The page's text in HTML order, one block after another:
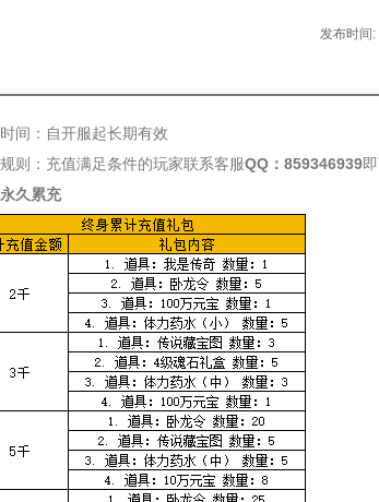
发布时间
间：自开服起长期有效
则：充值满足条件的玩家联系客服QQ：859346939
久累充